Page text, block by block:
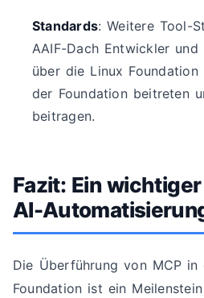
Standards: Weitere Tool-
AAIF-Dach Entwickler und
über die Linux
der Foundation beitreten
beitragen.
Fazit: Ein
AI-
Die Überführung von MCP in
Foundation ist ein